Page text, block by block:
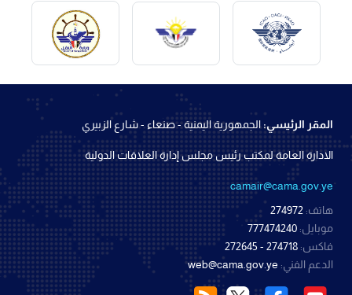
المقر الرئيسي:الجمهورية اليمنية - صنعاء - شارع الزبيري
الادارة العامة لمكتب رئيس مجلس إدارة العلاقات الدولية
camair@cama.gov.ye
هاتف: 274972
موبايل: 777474240
فاكس: 274718 - 272645
الدعم الفني: web@cama.gov.ye